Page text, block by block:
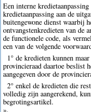
Een interne
kredietaanpassing aan de
buitengewone dienst waarbij
ontvangstenkredieten van de
de functionele code, als
een van de volgende
1° de kredieten kunnen
provincieraad daartoe beslist
aangegeven door de
2° enkel de kredieten die
volledig zijn aangerekend,
begrotingsartikel.
».